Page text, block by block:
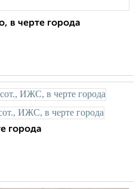
в черте города
города